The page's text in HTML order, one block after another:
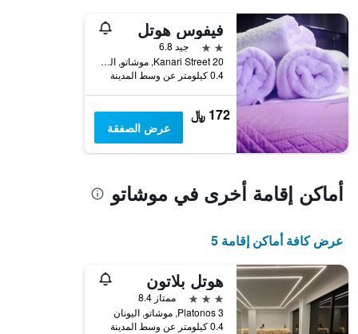
فيفوس هوتل
2 نجمتين
جيد 6.8
20 Kanari Street, موشاتو, اليونان
0.4 كيلومتر عن وسط المدينة
172 ﷼
عرض الصفقة
أماكن إقامة أخرى في موشاتو
عرض كافة أماكن إقامة 5
هوتل بلاتون
3 نجوم
ممتاز 8.4
Platonos 3, موشاتو, اليونان
0.4 كيلومتر عن وسط المدينة